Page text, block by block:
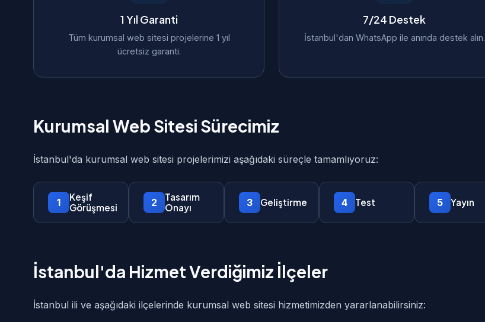
1 Yıl Garanti
Tüm kurumsal web sitesi projelerine 1 yıl
ücretsiz garanti.
7/24 Destek
İstanbul'dan WhatsApp ile anında destek alın.
Kurumsal Web Sitesi Sürecimiz
İstanbul'da kurumsal web sitesi projelerimizi aşağıdaki süreçle tamamlıyoruz:
1
Keşif
Görüşmesi
2
Tasarım
Onayı
3 Geliştirme 4 Test 5 Yayın
İstanbul'da Hizmet Verdiğimiz İlçeler
İstanbul ili ve aşağıdaki ilçelerinde kurumsal web sitesi hizmetimizden yararlanabilirsiniz: